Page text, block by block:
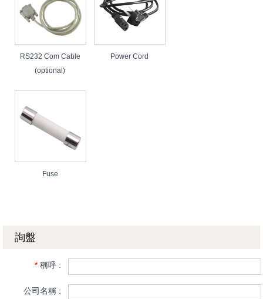
RS232 Com Cable
(optional)
Power Cord
Fuse
詢盤
* 稱呼 :
公司名稱 :